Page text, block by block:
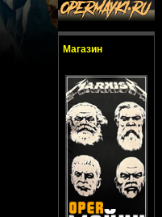
Магазин